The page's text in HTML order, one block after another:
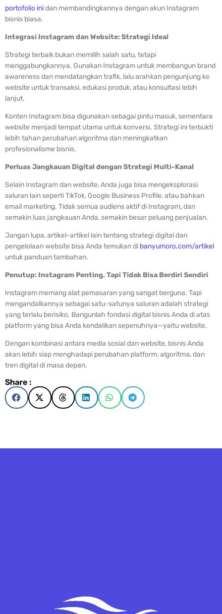
portofolio inidan membandingkannya dengan akun Instagram
bisnis biasa.
Integrasi Instagram dan Website: Strategi Ideal
Strategi terbaik bukan memilih salah satu, tetapi
menggabungkannya. Gunakan Instagram untuk membangun brand
awareness dan mendatangkan trafik, lalu arahkan pengunjung ke
website untuk transaksi, edukasi produk, atau konsultasi lebih
lanjut.
Konten Instagram bisa digunakan sebagai pintu masuk, sementara
website menjadi tempat utama untuk konversi. Strategi ini terbukti
lebih tahan perubahan algoritma dan meningkatkan
profesionalisme bisnis.
Perluas Jangkauan Digital dengan Strategi Multi-Kanal
Selain Instagram dan website, Anda juga bisa mengeksplorasi
saluran lain seperti TikTok, Google Business Profile, atau bahkan
email marketing. Tidak semua audiens aktif di Instagram, dan
semakin luas jangkauan Anda, semakin besar peluang penjualan.
Jangan lupa, artikel-artikel lain tentang strategi digital dan
pengelolaan website bisa Anda temukan di banyumoro.com/artikel
untuk panduan tambahan.
Penutup: Instagram Penting, Tapi Tidak Bisa Berdiri Sendiri
Instagram memang alat pemasaran yang sangat berguna. Tapi
mengandalkannya sebagai satu-satunya saluran adalah strategi
yang terlalu berisiko. Bangunlah fondasi digital bisnis Anda di atas
platform yang bisa Anda kendalikan sepenuhnya—yaitu website.
Dengan kombinasi antara media sosial dan website, bisnis Anda
akan lebih siap menghadapi perubahan platform, algoritma, dan
tren digital di masa depan.
Share :